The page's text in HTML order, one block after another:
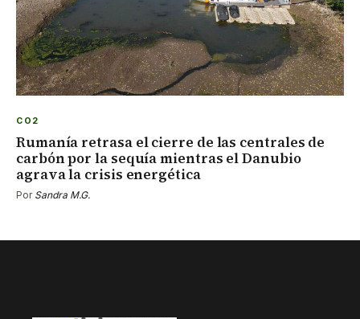
CO2
Rumanía retrasa el cierre de las centrales de
carbón por la sequía mientras el Danubio
agrava la crisis energética
Por Sandra M.G.